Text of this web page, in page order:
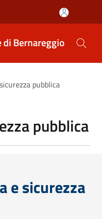
di Bernareggio
pubblica
pubblica
e sicurezza